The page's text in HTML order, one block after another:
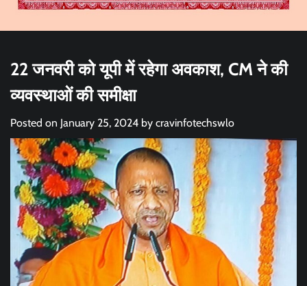
22 जनवरी को यूपी में रहेगा अवकाश, CM ने की
व्यवस्थाओं की समीक्षा
Posted on January 25, 2024 by cravinfotechswlo